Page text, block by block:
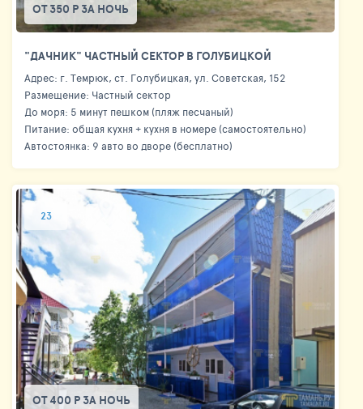
ОТ 350 Р ЗА НОЧЬ
"ДАЧНИК" ЧАСТНЫЙ СЕКТОР В ГОЛУБИЦКОЙ
Адрес: г. Темрюк, ст. Голубицкая, ул. Советская, 152
Размещение: Частный сектор
До моря: 5 минут пешком (пляж песчаный)
Питание: общая кухня + кухня в номере (самостоятельно)
Автостоянка: 9 авто во дворе (бесплатно)
23
ОТ 400 Р ЗА НОЧЬ